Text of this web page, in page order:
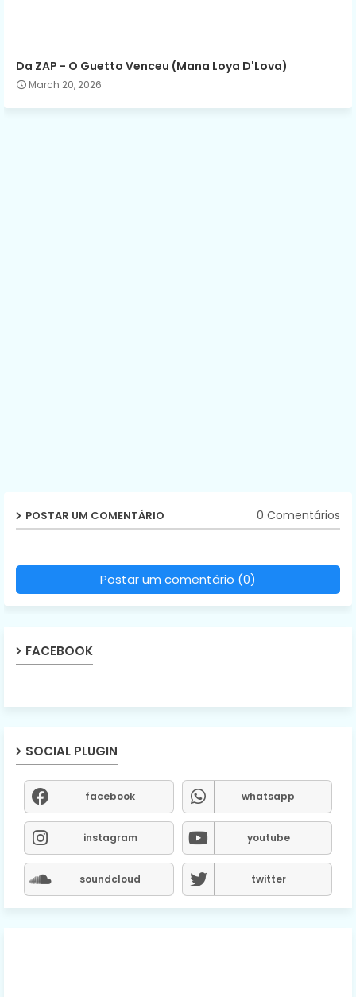
Da ZAP - O Guetto Venceu (Mana Loya D'Lova)
March 20, 2026
POSTAR UM COMENTÁRIO 0 Comentários
Postar um comentário (0)
FACEBOOK
SOCIAL PLUGIN
facebook whatsapp
instagram youtube
soundcloud twitter